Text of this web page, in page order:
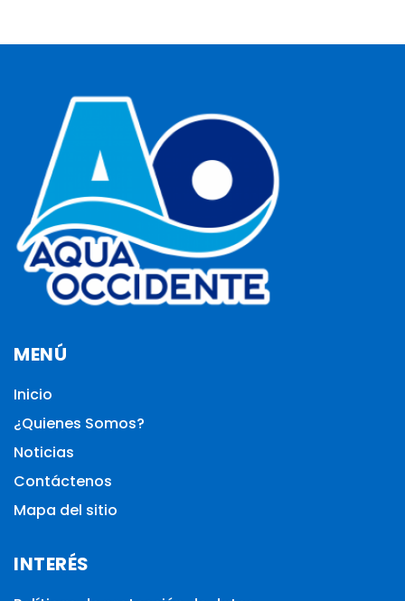
MENÚ
Inicio
¿Quienes Somos?
Noticias
Contáctenos
Mapa del sitio
INTERÉS